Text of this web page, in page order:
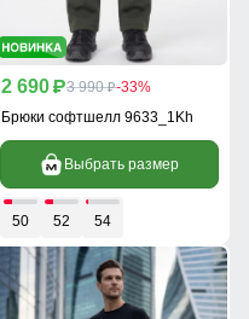
2 690 p3 990 p-33%
Брюки софтшелл 9633_1Kh
Выбрать размер
50 52 54